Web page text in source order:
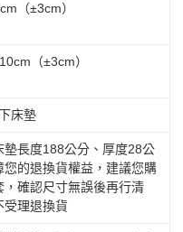
（±3cm）
（±3cm）
床墊
墊長度188公分、厚度28公
您的退換貨權益，建議您購
，確認尺寸無誤後再行清
受理退換貨